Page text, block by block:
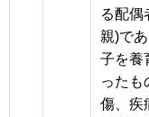
る配偶
親)で
子を養
ったも
傷、疾